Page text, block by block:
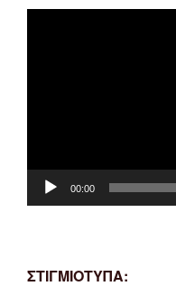
00:00
ΣΤΙΓΜΙΟΤΥΠΑ: